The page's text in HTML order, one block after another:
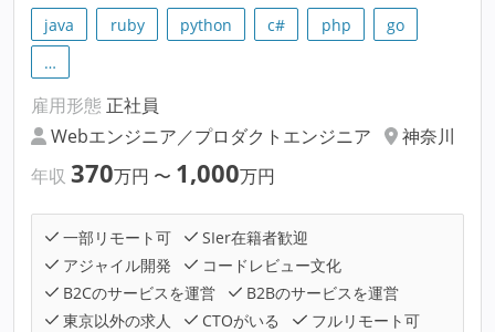
java ruby python c# php
go
…
雇用形態 正社員
Webエンジニア／プロダクトエンジニア
神奈川
年収 370万円 〜 1,000万円
一部リモート可
SIer在籍者歓迎
アジャイル開発
コードレビュー文化
B2Cのサービスを運営
B2Bのサービスを運営
東京以外の求人
CTOがいる
フルリモート可